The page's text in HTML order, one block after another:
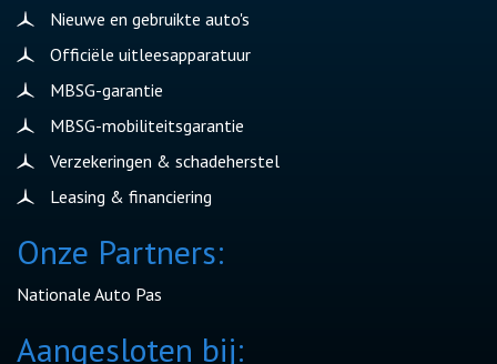
Nieuwe en gebruikte auto's
Officiële uitleesapparatuur
MBSG-garantie
MBSG-mobiliteitsgarantie
Verzekeringen & schadeherstel
Leasing & financiering
Onze Partners:
Nationale Auto Pas
Aangesloten bij: